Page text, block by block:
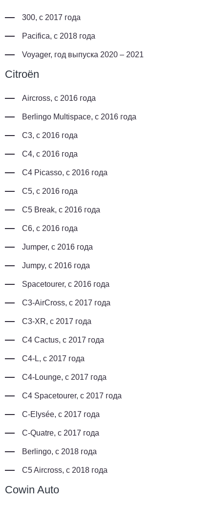
300, с 2017 года
Pacifica, с 2018 года
Voyager, год выпуска 2020 – 2021
Citroën
Aircross, с 2016 года
Berlingo Multispace, с 2016 года
C3, с 2016 года
C4, с 2016 года
C4 Picasso, с 2016 года
C5, с 2016 года
C5 Break, с 2016 года
C6, с 2016 года
Jumper, с 2016 года
Jumpy, с 2016 года
Spacetourer, с 2016 года
C3-AirCross, с 2017 года
C3-XR, с 2017 года
C4 Cactus, с 2017 года
C4-L, с 2017 года
C4-Lounge, с 2017 года
C4 Spacetourer, с 2017 года
C-Elysée, с 2017 года
C-Quatre, с 2017 года
Berlingo, с 2018 года
C5 Aircross, с 2018 года
Cowin Auto